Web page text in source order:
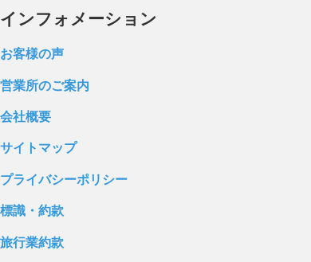
インフォメーション
お客様の声
営業所のご案内
会社概要
サイトマップ
プライバシーポリシー
標識・約款
旅行業約款